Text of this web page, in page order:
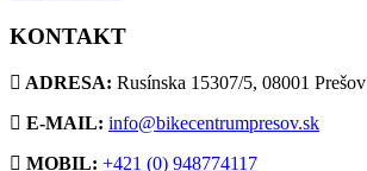
KONTAKT
ADRESA: Rusínska 15307/5, 08001 Prešov
E-MAIL: info@bikecentrumpresov.sk
MOBIL: +421 (0) 948774117